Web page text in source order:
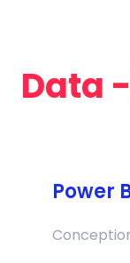
Data
Power